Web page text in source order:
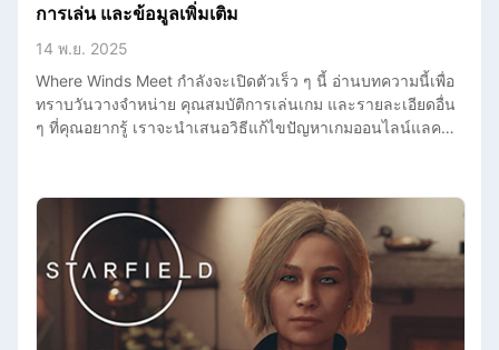
การเล่น และข้อมูลเพิ่มเติม
14 พ.ย. 2025
Where Winds Meet กำลังจะเปิดตัวเร็ว ๆ นี้ อ่านบทความนี้เพื่อ
ทราบวันวางจำหน่าย คุณสมบัติการเล่นเกม และรายละเอียดอื่น
ๆ ที่คุณอยากรู้ เราจะนำเสนอวิธีแก้ไขปัญหาเกมออนไลน์แลคที่